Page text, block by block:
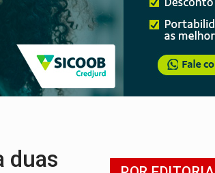
a estudantes na escola
duas